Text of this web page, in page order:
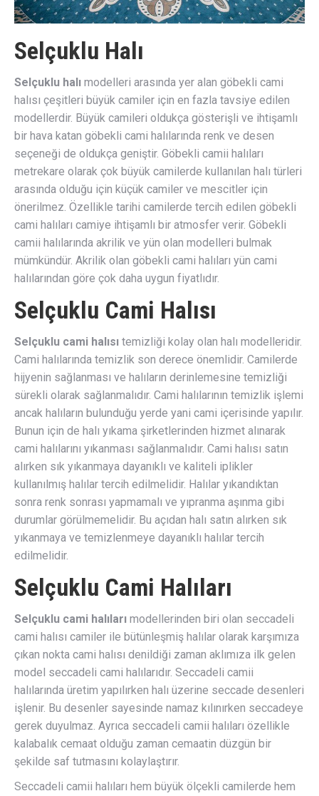
Selçuklu Halı
Selçuklu halı modelleri arasında yer alan göbekli cami
halısı çeşitleri büyük camiler için en fazla tavsiye edilen
modellerdir. Büyük camileri oldukça gösterişli ve ihtişamlı
bir hava katan göbekli cami halılarında renk ve desen
seçeneği de oldukça geniştir. Göbekli camii halıları
metrekare olarak çok büyük camilerde kullanılan halı türleri
arasında olduğu için küçük camiler ve mescitler için
önerilmez. Özellikle tarihi camilerde tercih edilen göbekli
cami halıları camiye ihtişamlı bir atmosfer verir. Göbekli
camii halılarında akrilik ve yün olan modelleri bulmak
mümkündür. Akrilik olan göbekli cami halıları yün cami
halılarından göre çok daha uygun fiyatlıdır.
Selçuklu Cami Halısı
Selçuklu cami halısı temizliği kolay olan halı modelleridir.
Cami halılarında temizlik son derece önemlidir. Camilerde
hijyenin sağlanması ve halıların derinlemesine temizliği
sürekli olarak sağlanmalıdır. Cami halılarının temizlik işlemi
ancak halıların bulunduğu yerde yani cami içerisinde yapılır.
Bunun için de halı yıkama şirketlerinden hizmet alınarak
cami halılarını yıkanması sağlanmalıdır. Cami halısı satın
alırken sık yıkanmaya dayanıklı ve kaliteli iplikler
kullanılmış halılar tercih edilmelidir. Halılar yıkandıktan
sonra renk sonrası yapmamalı ve yıpranma aşınma gibi
durumlar görülmemelidir. Bu açıdan halı satın alırken sık
yıkanmaya ve temizlenmeye dayanıklı halılar tercih
edilmelidir.
Selçuklu Cami Halıları
Selçuklu cami halıları modellerinden biri olan seccadeli
cami halısı camiler ile bütünleşmiş halılar olarak karşımıza
çıkan nokta cami halısı denildiği zaman aklımıza ilk gelen
model seccadeli cami halılarıdır. Seccadeli camii
halılarında üretim yapılırken halı üzerine seccade desenleri
işlenir. Bu desenler sayesinde namaz kılınırken seccadeye
gerek duyulmaz. Ayrıca seccadeli camii halıları özellikle
kalabalık cemaat olduğu zaman cemaatin düzgün bir
şekilde saf tutmasını kolaylaştırır.
Seccadeli camii halıları hem büyük ölçekli camilerde hem